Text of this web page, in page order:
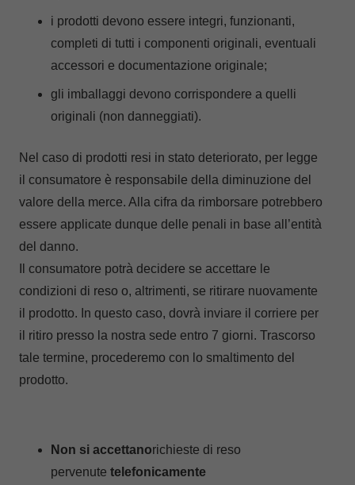
i prodotti devono essere integri, funzionanti,
completi di tutti i componenti originali, eventuali
accessori e documentazione originale;
gli imballaggi devono corrispondere a quelli
originali (non danneggiati).
Nel caso di prodotti resi in stato deteriorato, per legge
il consumatore è responsabile della diminuzione del
valore della merce. Alla cifra da rimborsare potrebbero
essere applicate dunque delle penali in base all’entità
del danno.
Il consumatore potrà decidere se accettare le
condizioni di reso o, altrimenti, se ritirare nuovamente
il prodotto. In questo caso, dovrà inviare il corriere per
il ritiro presso la nostra sede entro 7 giorni. Trascorso
tale termine, procederemo con lo smaltimento del
prodotto.
Non si accettanorichieste di reso
pervenute telefonicamente